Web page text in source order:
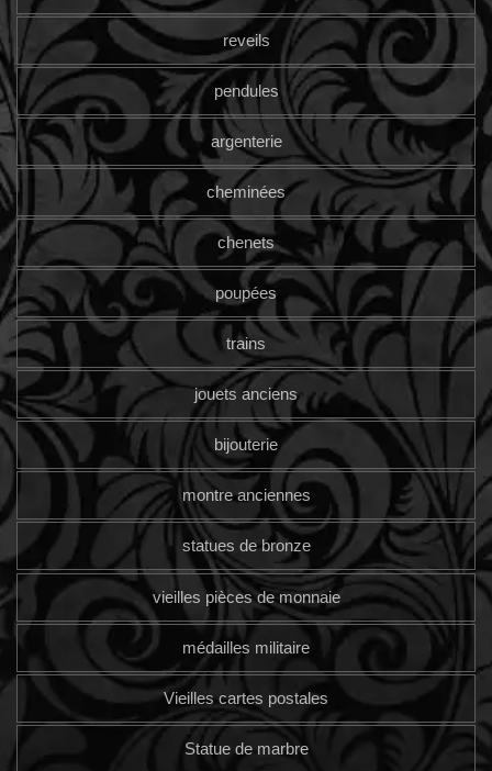
reveils
pendules
argenterie
cheminées
chenets
poupées
trains
jouets anciens
bijouterie
montre anciennes
statues de bronze
vieilles pièces de monnaie
médailles militaire
Vieilles cartes postales
Statue de marbre